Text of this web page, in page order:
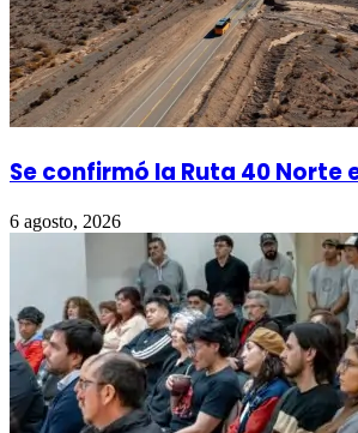
Se confirmó la Ruta 40
6 agosto, 2026